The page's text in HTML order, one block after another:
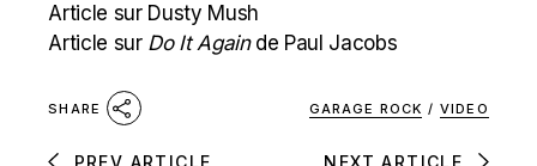
Article sur Dusty Mush
Article surDo It Again de Paul Jacobs
SHARE GARAGE ROCK / VIDEO
PREV ARTICLE NEXT ARTICLE